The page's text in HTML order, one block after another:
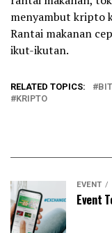
menyambut kripto
Rantai makanan
ikut-ikutan.
RELATED TOPICS:
KRIPTO
EVENT
Event